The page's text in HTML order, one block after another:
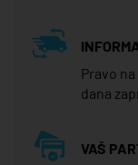
Pravo
dana
VAŠ